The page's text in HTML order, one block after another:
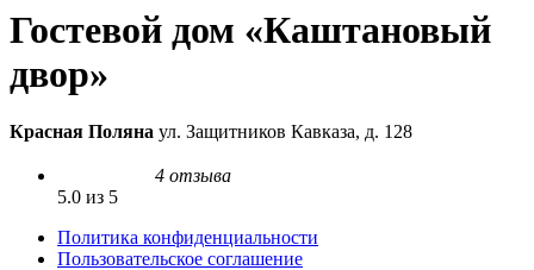
Гостевой дом «Каштановый
двор»
Красная Поляна ул. Защитников Кавказа, д. 128
4 отзыва
5.0 из 5
Политика конфиденциальности
Пользовательское соглашение